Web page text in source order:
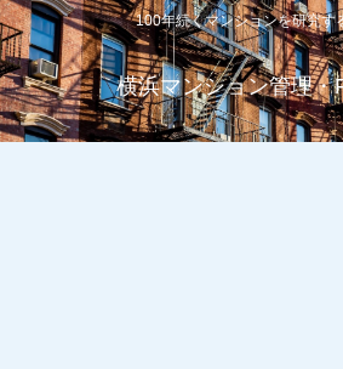
100年続くマンションを研究す
横浜マンション管理・